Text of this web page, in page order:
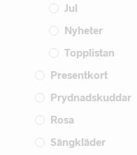
Jul
Nyheter
Topplistan
Presentkort
Prydnadskuddar
Rosa
Sängkläder